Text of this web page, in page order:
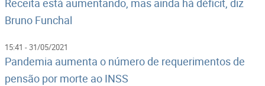
Bruno Funchal
15:41 - 31/05/2021
Pandemia aumenta o número de requerimentos de
pensão por morte ao INSS